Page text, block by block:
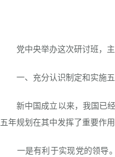
党中央举办这次研讨班，主
一、充分认识制定和实施五
新中国成立以来，我国已经
五年规划在其中发挥了重要作
一是有利于实现党的领导。